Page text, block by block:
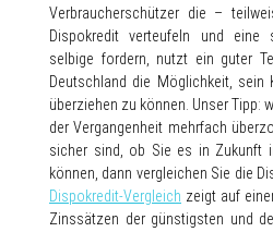
Verbraucherschützer die –
Dispokredit verteufeln und eine
selbige fordern, nutzt ein guter
Deutschland die Möglichkeit,
überziehen zu können. Unser Tipp:
der Vergangenheit mehrfach
sicher sind, ob Sie es in Zukunft
können, dann vergleichen Sie die
Dispokredit-Vergleich zeigt auf
Zinssätzen der günstigsten und